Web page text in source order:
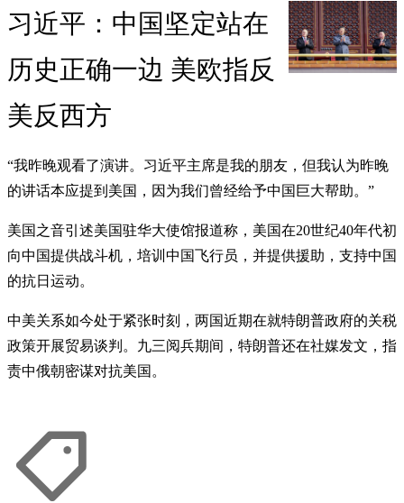
习近平：中国坚定站在
历史正确一边 美欧指反
美反西方
“我昨晚观看了演讲。习近平主席是我的朋友，但我认为昨晚
的讲话本应提到美国，因为我们曾经给予中国巨大帮助。”
美国之音引述美国驻华大使馆报道称，美国在20世纪40年代初
向中国提供战斗机，培训中国飞行员，并提供援助，支持中国
的抗日运动。
中美关系如今处于紧张时刻，两国近期在就特朗普政府的关税
政策开展贸易谈判。九三阅兵期间，特朗普还在社媒发文，指
责中俄朝密谋对抗美国。